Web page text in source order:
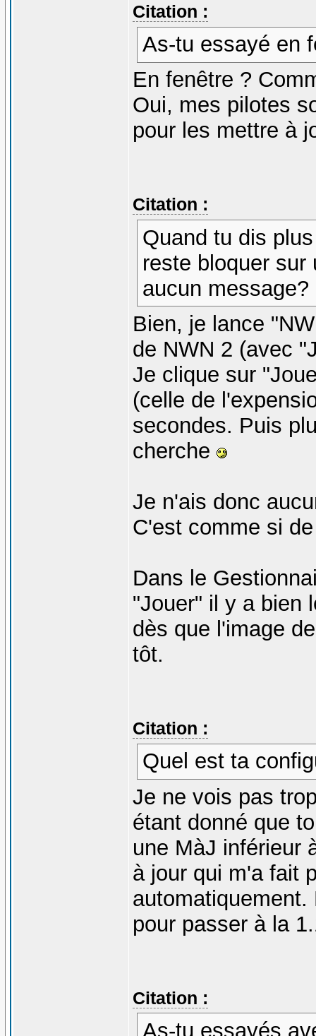
Citation :
As-tu essayé en
En fenêtre ?
Oui, mes pilotes
pour les mettre à
Citation :
Quand tu dis
reste bloquer sur
aucun message?
Bien, je lance
de NWN 2 (avec
Je clique sur
(celle de
secondes. Puis
cherche
Je n'ais donc
C'est comme si
Dans le
"Jouer" il y a bien
dès que l'image
tôt.
Citation :
Quel est ta
Je ne vois pas
étant donné que
une MàJ inférieur
à jour qui m'a fait
pour passer à la
Citation :
As-tu essayés